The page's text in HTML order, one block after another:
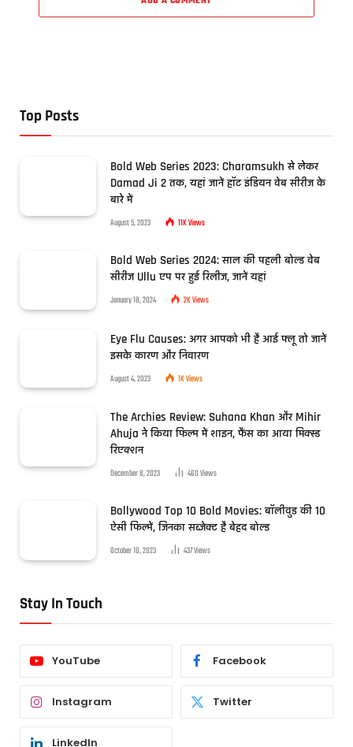
Top Posts
Bold Web Series 2023: Charamsukh से लेकर
Damad Ji 2 तक, यहां जानें हॉट इंडियन वेब सीरीज के
बारे में
August 5, 2023 11KViews
Bold Web Series 2024: साल की पहली बोल्ड वेब
सीरीज Ullu एप पर हुई रिलीज, जानें यहां
January 18, 2024 2KViews
Eye Flu Causes: अगर आपको भी है आई फ्लू तो जानें
इसके कारण और निवारण
August 4, 2023 1KViews
The Archies Review: Suhana Khan और Mihir
Ahuja ने किया फिल्म में शाइन, फैंस का आया मिक्स्ड
रिएक्शन
December 8, 2023 460Views
Bollywood Top 10 Bold Movies: बॉलीवुड की 10
ऐसी फिल्में, जिनका सब्जेक्ट है बेहद बोल्ड
October 10, 2023 437Views
Stay In Touch
YouTube Facebook
Instagram Twitter
LinkedIn